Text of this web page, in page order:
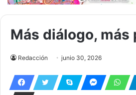
Más diálogo, más
Redacción junio 30, 2026